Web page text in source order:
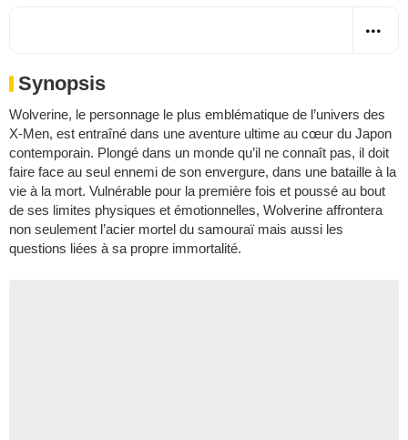
Synopsis
Wolverine, le personnage le plus emblématique de l’univers des
X-Men, est entraîné dans une aventure ultime au cœur du Japon
contemporain. Plongé dans un monde qu’il ne connaît pas, il doit
faire face au seul ennemi de son envergure, dans une bataille à la
vie à la mort. Vulnérable pour la première fois et poussé au bout
de ses limites physiques et émotionnelles, Wolverine affrontera
non seulement l’acier mortel du samouraï mais aussi les
questions liées à sa propre immortalité.